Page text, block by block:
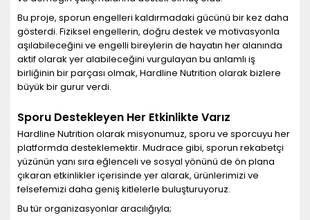
Bu proje, sporun engelleri kaldırmadaki gücünü bir kez daha
gösterdi. Fiziksel engellerin, doğru destek ve motivasyonla
aşılabileceğini ve engelli bireylerin de hayatın her alanında
aktif olarak yer alabileceğini vurgulayan bu anlamlı iş
birliğinin bir parçası olmak, Hardline Nutrition olarak bizlere
büyük bir gurur verdi.
Sporu Destekleyen Her Etkinlikte Varız
Hardline Nutrition olarak misyonumuz, sporu ve sporcuyu her
platformda desteklemektir. Mudrace gibi, sporun rekabetçi
yüzünün yanı sıra eğlenceli ve sosyal yönünü de ön plana
çıkaran etkinlikler içerisinde yer alarak, ürünlerimizi ve
felsefemizi daha geniş kitlelerle buluşturuyoruz.
Bu tür organizasyonlar aracılığıyla;